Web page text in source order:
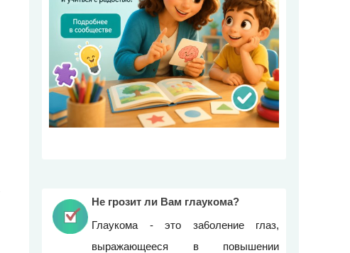
Не грозит ли Вам глаукома?
Глаукома - это за6оление глаз,
выражающееся в повышении